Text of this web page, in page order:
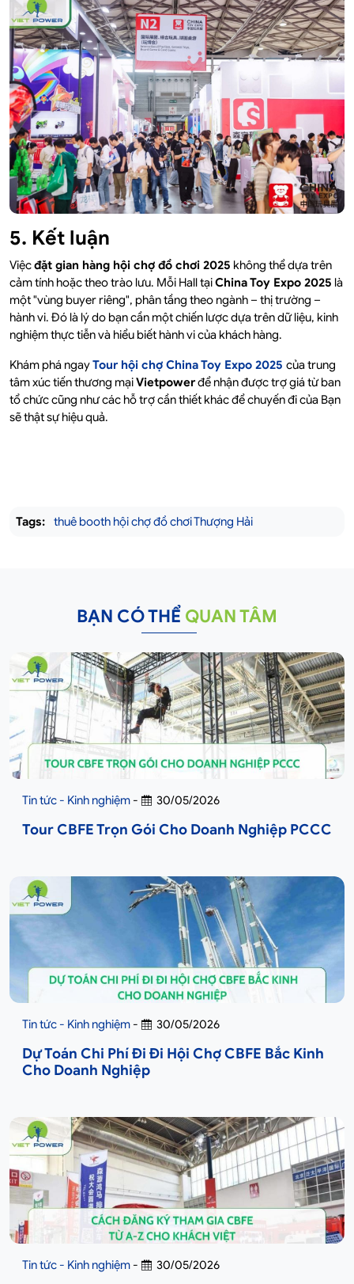
5. Kết luận
Việcđặt gian hàng hội chợ đồ chơi 2025 không thể dựa trên
cảm tính hoặc theo trào lưu. Mỗi Hall tạiChina Toy Expo 2025 là
một "vùng buyer riêng", phân tầng theo ngành – thị trường –
hành vi. Đó là lý do bạn cần một chiến lược dựa trên dữ liệu, kinh
nghiệm thực tiễn và hiểu biết hành vi của khách hàng.
Khám phá ngayTour hội chợ China Toy Expo 2025 của trung
tâm xúc tiến thương mạiVietpowerđể nhận được trợ giá từ ban
tổ chức cũng như các hỗ trợ cần thiết khác để chuyến đi của Bạn
sẽ thật sự hiệu quả.
Tags: thuê booth hội chợ đồ chơi Thượng Hải
BẠN CÓ THỂ QUAN TÂM
Tin tức - Kinh nghiệm - 30/05/2026
Tour CBFE Trọn Gói Cho Doanh Nghiệp PCCC
Tin tức - Kinh nghiệm - 30/05/2026
Dự Toán Chi Phí Đi Đi Hội Chợ CBFE Bắc Kinh
Cho Doanh Nghiệp
Tin tức - Kinh nghiệm - 30/05/2026